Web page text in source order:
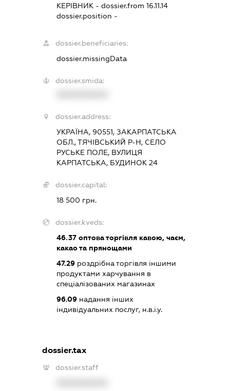
КЕРІВНИК - dossier.from 16.11.14
dossier.position -
dossier.beneficiaries:
dossier.missingData
dossier.smida:
dossier.address:
УКРАЇНА, 90551, ЗАКАРПАТСЬКА
ОБЛ., ТЯЧІВСЬКИЙ Р-Н, СЕЛО
РУСЬКЕ ПОЛЕ, ВУЛИЦЯ
КАРПАТСЬКА, БУДИНОК 24
dossier.capital:
18 500 грн.
dossier.kveds:
46.37оптова торгівля кавою, чаєм,
какао та прянощами
47.29роздрібна торгівля іншими
продуктами харчування в
спеціалізованих магазинах
96.09надання інших
індивідуальних послуг, н.в.і.у.
dossier.tax
dossier.staff